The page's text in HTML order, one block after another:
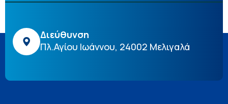
Διεύθυνση
Πλ.Αγίου Ιωάννου, 24002 Μελιγαλά